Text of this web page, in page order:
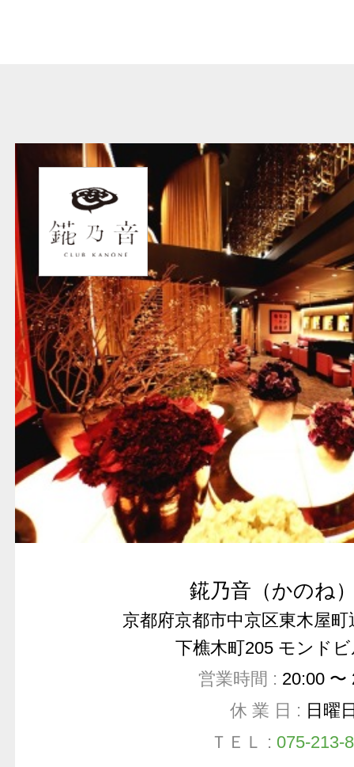
錵乃音（かのね
京都府京都市中京区東木屋町
下樵木町205 モンド
営業時間 : 20:00 〜
休 業 日 : 日曜
ＴＥＬ : 075-213-